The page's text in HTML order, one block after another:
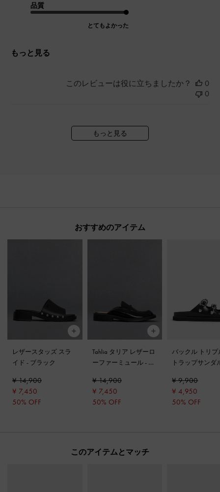
品質
とてもよかった
もっと見る
このレビューは役に立ちましたか？
0
0
もっと見る
おすすめのアイテム
レザースタッズ スラ
イド - ブラック
¥ 14,900
¥ 7,450
50% OFF
Tahlia タリア レザーロ
ーファーミュール- ブ
¥ 14,900
¥ 7,450
50% OFF
バックル トリプ
トラップサンダ
¥ 9,900
¥ 4,950
50% OFF
このアイテムとマッチ